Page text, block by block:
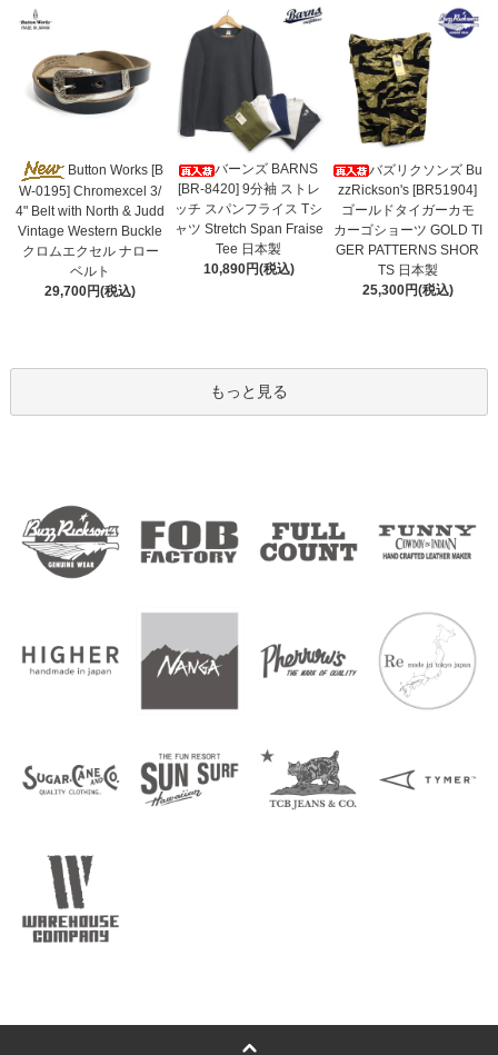
Button Works [B
W-0195] Chromexcel 3/
4" Belt with North & Judd
Vintage Western Buckle
クロムエクセル ナロー
ベルト
29,700円(税込)
バーンズ BARNS
[BR-8420] 9分袖 ストレ
ッチ スパンフライス Tシ
ャツ Stretch Span Fraise
Tee 日本製
10,890円(税込)
バズリクソンズ Bu
zzRickson's [BR51904]
ゴールドタイガーカモ
カーゴショーツ GOLD TI
GER PATTERNS SHOR
TS 日本製
25,300円(税込)
もっと見る